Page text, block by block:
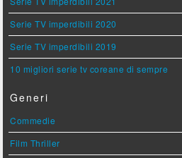
Serie TV imperdibili 2020
Serie TV imperdibili 2019
10 migliori serie tv coreane di sempre
Generi
Commedie
Film Thriller